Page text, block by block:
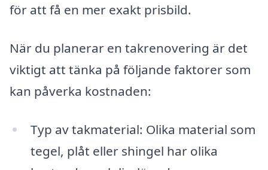
för att få en mer exakt prisbild.
När du planerar en takrenovering är det
viktigt att tänka på följande faktorer som
kan påverka kostnaden:
Typ av takmaterial: Olika material som
tegel, plåt eller shingel har olika